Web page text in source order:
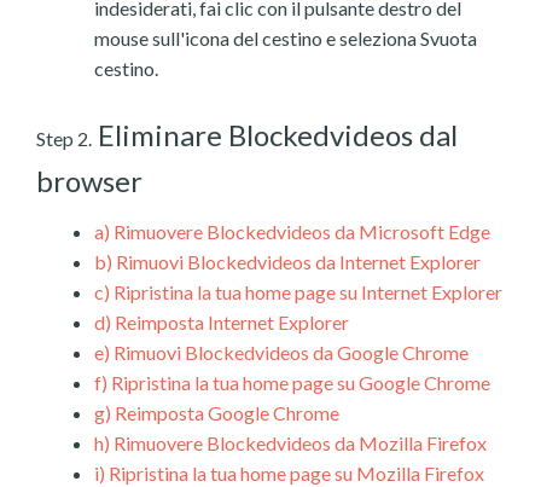
indesiderati, fai clic con il pulsante destro del
mouse sull'icona del cestino e seleziona Svuota
cestino.
Step 2. Eliminare Blockedvideos dal
browser
a) Rimuovere Blockedvideos da Microsoft Edge
b) Rimuovi Blockedvideos da Internet Explorer
c) Ripristina la tua home page su Internet Explorer
d) Reimposta Internet Explorer
e) Rimuovi Blockedvideos da Google Chrome
f) Ripristina la tua home page su Google Chrome
g) Reimposta Google Chrome
h) Rimuovere Blockedvideos da Mozilla Firefox
i) Ripristina la tua home page su Mozilla Firefox